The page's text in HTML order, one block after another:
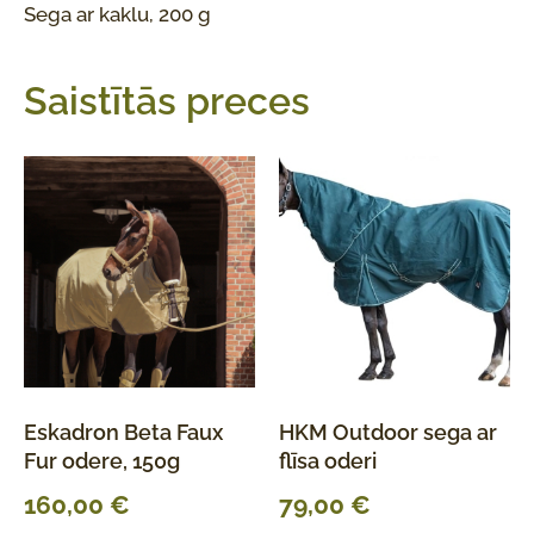
Sega ar kaklu, 200 g
Saistītās preces
Eskadron Beta Faux
Fur odere, 150g
160,00 €
HKM Outdoor sega ar
flīsa oderi
79,00 €